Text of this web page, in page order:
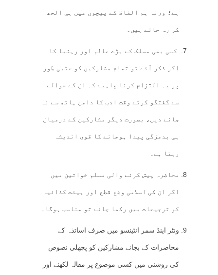
ہے؛ ورنہ ہم الفاظ کے پیچوں میں ہی الجھ
کر رہ جاتے ہیں۔
کسی بھی مسلک کے بڑے عالم اور رہنما کا
اگر ذکر آئے تو تمام مشارکین کو حتمی طور
پر یہ التزام کرنا چاہیے کہ ان کے حوالے
سے گفتگو کرتے وقت ادب کا دامن ہاتھ سے نہ
جانے دیں، بصورت دیگر مشارکین کے درمیان
ہی بدمزگی پیدا ہوجانے کا قوی اندیشہ
رہتا ہے۔
محاضرہ پیش کرنے والی مسلم خواتین میں
اگر ان کی اسلامی وضع قطع اور ہیئت کذائیہ
کو ترجیحات میں رکھا جائے تو مناسب ہوگا۔
ونٹر اینڈ سمر انٹینسو میں صرف اساتذہ کے
محاضرات کے بجائے مشارکین کو پچھلی نصوص
کی روشنی میں کسی موضوع پر مقالہ لکھنے اور